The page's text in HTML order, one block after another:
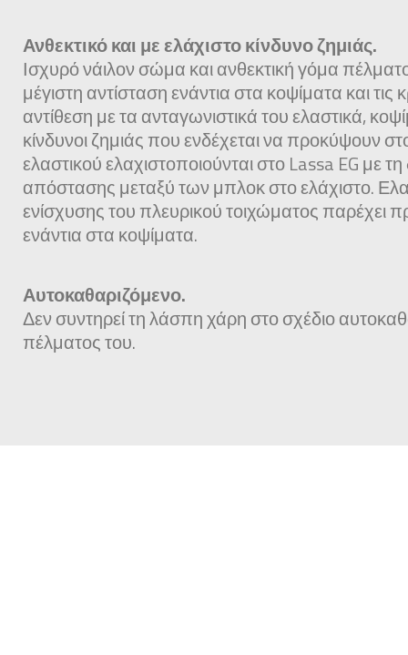
Ανθεκτικό και με ελάχιστο κίνδυνο ζημιάς.
Ισχυρό νάιλον σώμα και ανθεκτική γόμα
μέγιστη αντίσταση ενάντια στα κοψίματα και τις
αντίθεση με τα ανταγωνιστικά του ελαστικά,
κίνδυνοι ζημιάς που ενδέχεται να προκύψουν
ελαστικού ελαχιστοποιούνται στο Lassa EG με
απόστασης μεταξύ των μπλοκ στο ελάχιστο.
ενίσχυσης του πλευρικού τοιχώματος παρέχει
ενάντια στα κοψίματα.
Αυτοκαθαριζόμενο.
Δεν συντηρεί τη λάσπη χάρη στο σχέδιο
πέλματος του.